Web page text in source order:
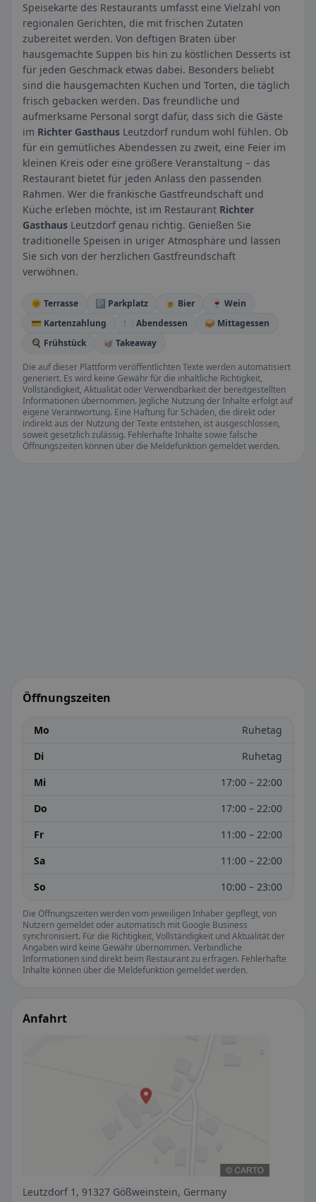
Speisekarte des Restaurants umfasst eine Vielzahl von
regionalen Gerichten, die mit frischen Zutaten
zubereitet werden. Von deftigen Braten über
hausgemachte Suppen bis hin zu köstlichen Desserts ist
für jeden Geschmack etwas dabei. Besonders beliebt
sind die hausgemachten Kuchen und Torten, die täglich
frisch gebacken werden. Das freundliche und
aufmerksame Personal sorgt dafür, dass sich die Gäste
im Richter Gasthaus Leutzdorf rundum wohl fühlen. Ob
für ein gemütliches Abendessen zu zweit, eine Feier im
kleinen Kreis oder eine größere Veranstaltung – das
Restaurant bietet für jeden Anlass den passenden
Rahmen. Wer die fränkische Gastfreundschaft und
Küche erleben möchte, ist im Restaurant Richter
Gasthaus Leutzdorf genau richtig. Genießen Sie
traditionelle Speisen in uriger Atmosphäre und lassen
Sie sich von der herzlichen Gastfreundschaft
verwöhnen.
🌞 Terrasse 🅿️ Parkplatz 🍺 Bier
🍷 Wein
💳 Kartenzahlung
🍽️ Abendessen
🥪 Mittagessen
🍳 Frühstück
🥡 Takeaway
Die auf dieser Plattform veröffentlichten Texte werden automatisiert
generiert. Es wird keine Gewähr für die inhaltliche Richtigkeit,
Vollständigkeit, Aktualität oder Verwendbarkeit der bereitgestellten
Informationen übernommen. Jegliche Nutzung der Inhalte erfolgt auf
eigene Verantwortung. Eine Haftung für Schäden, die direkt oder
indirekt aus der Nutzung der Texte entstehen, ist ausgeschlossen,
soweit gesetzlich zulässig. Fehlerhafte Inhalte sowie falsche
Öffnungszeiten können über die Meldefunktion gemeldet werden.
Öffnungszeiten
Mo
Ruhetag
Di
Ruhetag
Mi
17:00 – 22:00
Do
17:00 – 22:00
Fr
11:00 – 22:00
Sa
11:00 – 22:00
So
10:00 – 23:00
Die Öffnungszeiten werden vom jeweiligen Inhaber gepflegt, von
Nutzern gemeldet oder automatisch mit Google Business
synchronisiert. Für die Richtigkeit, Vollständigkeit und Aktualität der
Angaben wird keine Gewähr übernommen. Verbindliche
Informationen sind direkt beim Restaurant zu erfragen. Fehlerhafte
Inhalte können über die Meldefunktion gemeldet werden.
Anfahrt
Leutzdorf 1, 91327 Gößweinstein, Germany